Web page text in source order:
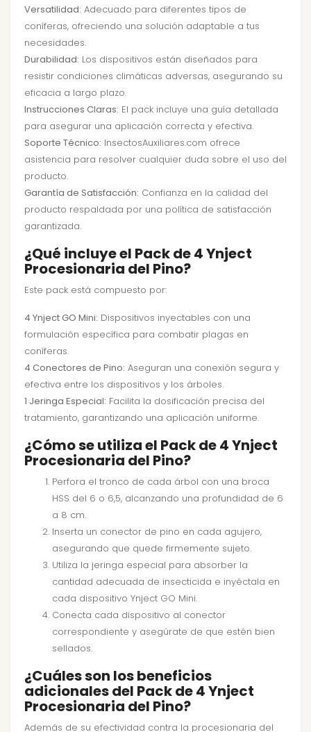
Versatilidad: Adecuado para diferentes tipos de
coníferas, ofreciendo una solución adaptable a tus
necesidades.
Durabilidad: Los dispositivos están diseñados para
resistir condiciones climáticas adversas, asegurando su
eficacia a largo plazo.
Instrucciones Claras: El pack incluye una guía detallada
para asegurar una aplicación correcta y efectiva.
Soporte Técnico: InsectosAuxiliares.com ofrece
asistencia para resolver cualquier duda sobre el uso del
producto.
Garantía de Satisfacción: Confianza en la calidad del
producto respaldada por una política de satisfacción
garantizada.
¿Qué incluye el Pack de 4 Ynject
Procesionaria del Pino?
Este pack está compuesto por:
4 Ynject GO Mini: Dispositivos inyectables con una
formulación específica para combatir plagas en
coníferas.
4 Conectores de Pino: Aseguran una conexión segura y
efectiva entre los dispositivos y los árboles.
1 Jeringa Especial: Facilita la dosificación precisa del
tratamiento, garantizando una aplicación uniforme.
¿Cómo se utiliza el Pack de 4 Ynject
Procesionaria del Pino?
Perfora el tronco de cada árbol con una broca
HSS del 6 o 6,5, alcanzando una profundidad de 6
a 8 cm.
Inserta un conector de pino en cada agujero,
asegurando que quede firmemente sujeto.
Utiliza la jeringa especial para absorber la
cantidad adecuada de insecticida e inyéctala en
cada dispositivo Ynject GO Mini.
Conecta cada dispositivo al conector
correspondiente y asegúrate de que estén bien
sellados.
¿Cuáles son los beneficios
adicionales del Pack de 4 Ynject
Procesionaria del Pino?
Además de su efectividad contra la procesionaria del